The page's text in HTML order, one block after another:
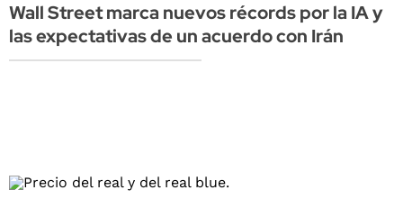
Wall Street marca nuevos récords por la IA y
las expectativas de un acuerdo con Irán